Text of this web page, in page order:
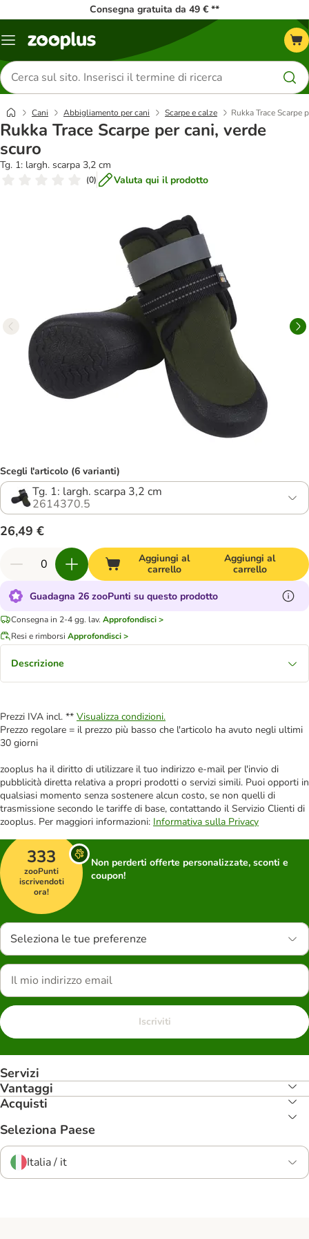
Consegna gratuita da 49 € **
Overview
Cerca
prodotti
Cani Abbigliamento per cani Scarpe e calze Rukka Trace Scarpe
Rukka Trace Scarpe per cani, verde
scuro
Tg. 1: largh. scarpa 3,2 cm
(0) Valuta qui il prodotto
Scegli l'articolo (6 varianti)
Tg. 1: largh. scarpa 3,2 cm
2614370.5
26,49 €
Aggiungi al
carrello
Aggiungi al
carrello
Guadagna 26 zooPunti su questo prodotto
Consegna in 2-4 gg. lav. Approfondisci >
Resi e rimborsi Approfondisci >
Descrizione
Prezzi IVA incl. ** Visualizza condizioni.
Prezzo regolare = il prezzo più basso che l'articolo ha avuto negli ultimi
30 giorni
zooplus ha il diritto di utilizzare il tuo indirizzo e-mail per l'invio di
pubblicità diretta relativa a propri prodotti o servizi simili. Puoi opporti in
qualsiasi momento senza sostenere alcun costo, se non quelli di
trasmissione secondo le tariffe di base, contattando il Servizio Clienti di
zooplus. Per maggiori informazioni: Informativa sulla Privacy
333
zooPunti
iscrivendoti
ora!
Non perderti offerte personalizzate, sconti e
coupon!
Seleziona le tue preferenze
Iscriviti
Servizi
Vantaggi
Acquisti
Seleziona Paese
Italia / it